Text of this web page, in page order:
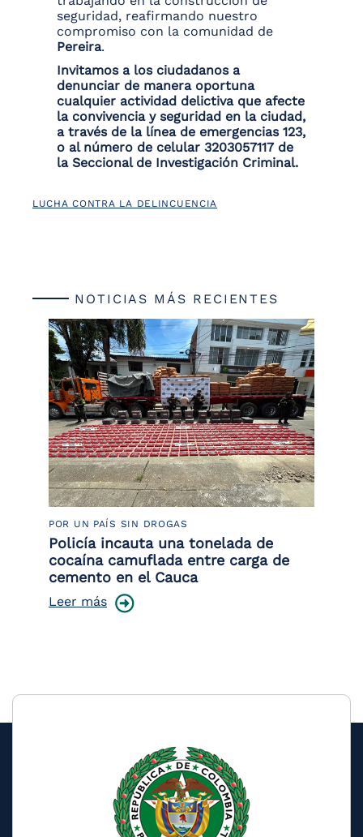
seguridad, reafirmando nuestro
compromiso con la comunidad de
Pereira.
Invitamos a los ciudadanos a
denunciar de manera oportuna
cualquier actividad delictiva que afecte
la convivencia y seguridad en la ciudad,
a través de la línea de emergencias 123,
o al número de celular 3203057117 de
la Seccional de Investigación Criminal.
LUCHA CONTRA LA DELINCUENCIA
NOTICIAS MÁS RECIENTES
POR UN PAÍS SIN DROGAS
Policía incauta una tonelada de
cocaína camuflada entre carga de
cemento en el Cauca
Leer más